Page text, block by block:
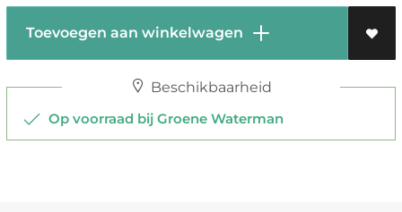
Toevoegen aan winkelwagen
Beschikbaarheid
Op voorraad bij Groene Waterman